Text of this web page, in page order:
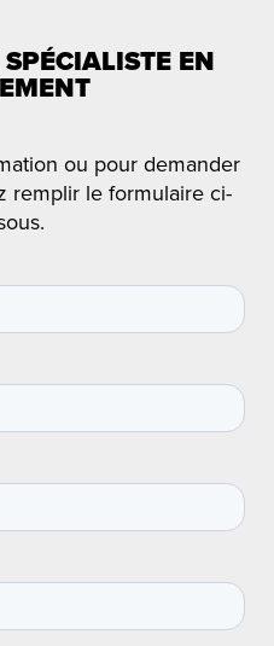
EN
ou pour demander
remplir le formulaire ci-